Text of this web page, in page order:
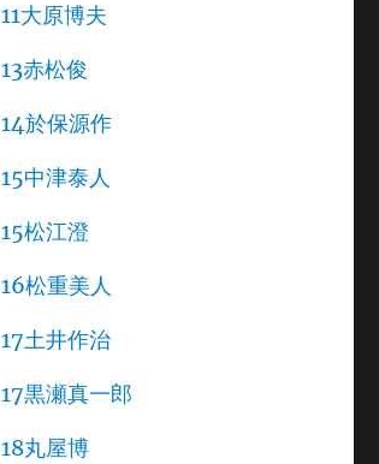
11大原博夫
13赤松俊
14於保源作
15中津泰人
15松江澄
16松重美人
17土井作治
17黒瀬真一郎
18丸屋博